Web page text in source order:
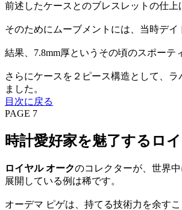
前述したケースとのブレスレットの仕
そのためにムーブメントには、当時デイ
結果、7.8mm厚というその頃のスポー
さらにケースを２ピース構造として、
ました。
目次に戻る
PAGE 7
時計愛好家を魅了するロ
ロイヤル オークのコレクターが、世界
展開している例は稀です。
オーデマ ピゲは、持てる技術力を余すこ